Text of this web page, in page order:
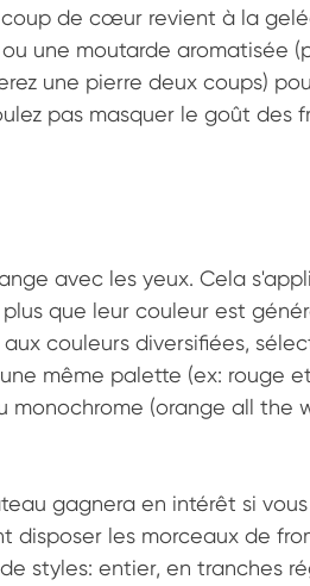
de cœur revient à la
une moutarde aromatisée
une pierre deux coups)
pas masquer le goût des
avec les yeux. Cela
que leur couleur est
couleurs diversifiées,
même palette (ex: rouge
monochrome (orange all the
gagnera en intérêt si
disposer les morceaux de
styles: entier, en tranches